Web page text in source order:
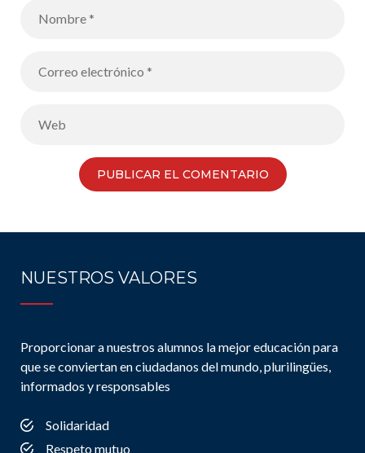
NUESTROS VALORES
Proporcionar a nuestros alumnos la mejor educación para
que se conviertan en ciudadanos del mundo, plurilingües,
informados y responsables
Solidaridad
Respeto mutuo